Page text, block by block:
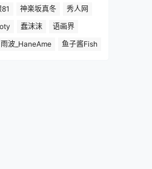
神楽坂真冬
秀人网
蠢沫沫
语画界
雨波_HaneAme 鱼子酱Fish